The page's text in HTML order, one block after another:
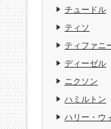
チュードル
ティソ
ティファニ
ディーゼル
ニクソン
ハミルトン
ハリー・ウ